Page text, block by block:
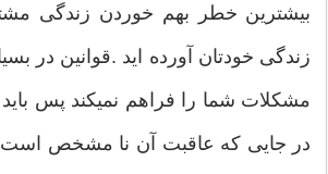
بیشترین خطر بهم خوردن زندگی
زندگی خودتان آورده اید .قوانین در
مشكلات شما را فراهم نمیكند پس
در جایی كه عاقبت آن نا مشخص است